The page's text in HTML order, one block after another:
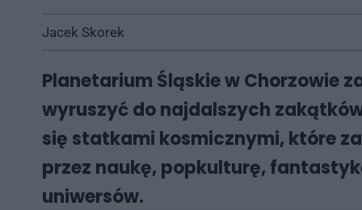
Jacek Skorek
Planetarium Śląskie w Chorzowie
wyruszyć do najdalszych
się statkami kosmicznymi, które
przez naukę, popkulturę,
uniwersów.